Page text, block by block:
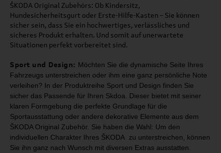
ŠKODA Original Zubehörs: Ob Kindersitz,
Hundesicherheitsgurt oder Erste-Hilfe-Kasten – Sie können
sicher sein, dass Sie ein hochwertiges, verlässliches und
sicheres Produkt erhalten. Und somit auf unerwartete
Situationen perfekt vorbereitet sind.
Sport und Design: Möchten Sie die dynamische Seite Ihres
Fahrzeugs unterstreichen oder ihm eine ganz persönliche Note
verleihen? In der Produktreihe Sport und Design finden Sie
sicher das Passende für Ihren Skdoa. Dieser bietet mit seiner
klaren Formgebung die perfekte Grundlage für die
Sportausstattung oder andere dekorative Elemente aus dem
ŠKODA Original Zubehör. Sie haben die Wahl: Um den
individuellen Charakter Ihres ŠKODA zu unterstreichen, können
Sie ihn ganz nach Wunsch mit diversen Extras ausstatten.